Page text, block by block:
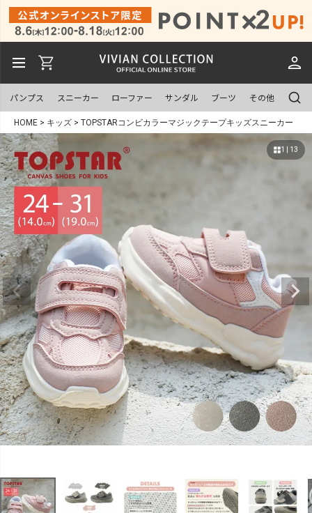
パンプス スニーカー ローファー サンダル ブーツ その他
HOME キッズ TOPSTARコンビカラーマジックテープキッズスニーカー
1 | 13